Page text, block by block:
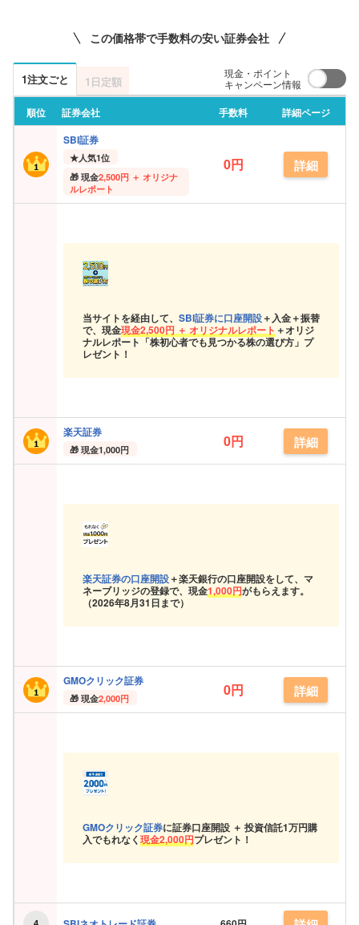
この価格帯で手数料の安い証券会社
1注文ごと 1日定額
現金・ポイント
キャンペーン情報
順位 証券会社 手数料
詳細ページ
SBI証券
★人気1位
現金2,500円 ＋ オリジナ
ルレポート
0円 詳細
当サイトを経由して、 SBI証券に口座開設＋入金＋振替
で、現金現金2,500円 ＋ オリジナルレポート ＋オリジ
ナルレポート「株初心者でも見つかる株の選び方」プ
レゼント！
楽天証券
現金1,000円 0円 詳細
楽天証券の口座開設＋楽天銀行の口座開設をして、マ
ネーブリッジの登録で、現金1,000円がもらえます。
（2026年8月31日まで）
GMOクリック証券
現金2,000円 0円 詳細
GMOクリック証券に証券口座開設 ＋ 投資信託1万円購
入でもれなく現金2,000円プレゼント！